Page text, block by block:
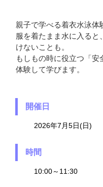
親子で学べる着衣水泳体
服を着たまま水に入る
けないことも。
もしもの時に役立つ「
体験して学びます。
開催日
2026年7月5日(日)
時間
10:00～11:30